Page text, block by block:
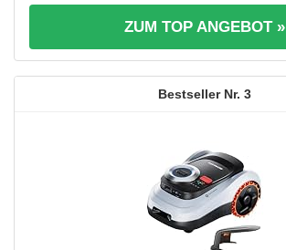
ZUM TOP ANGEBOT »
3